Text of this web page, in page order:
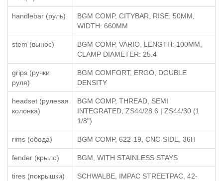
handlebar (руль)
BGM COMP, CITYBAR, RISE: 50MM,
WIDTH: 660MM
stem (вынос)
BGM COMP, VARIO, LENGTH: 100MM,
CLAMP DIAMETER: 25.4
grips (ручки
руля)
BGM COMFORT, ERGO, DOUBLE
DENSITY
headset (рулевая
колонка)
BGM COMP, THREAD, SEMI
INTEGRATED, ZS44/28.6 | ZS44/30 (1
1/8")
rims (обода) BGM COMP, 622-19, CNC-SIDE, 36H
fender (крыло) BGM, WITH STAINLESS STAYS
tires (покрышки)
SCHWALBE, IMPAC STREETPAC, 42-